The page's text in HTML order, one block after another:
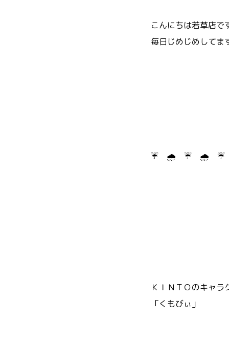
こんにちは若草店で
毎日じめじめしてま
☔ 🌧 ☔ 🌧
ＫＩＮＴＯのキャラ
「くもびぃ」